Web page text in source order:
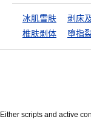
冰肌雪肤 剥床
椎肤剥体
堕指
Either scripts and active